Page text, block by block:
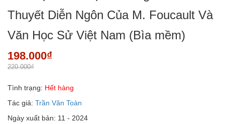
Thuyết Diễn Ngôn Của M. Foucault Và
Văn Học Sử Việt Nam (Bìa mềm)
198.000₫
220.000₫
Tình trạng: Hết hàng
Tác giả: Trần Văn Toàn
Ngày xuất bản: 11 - 2024